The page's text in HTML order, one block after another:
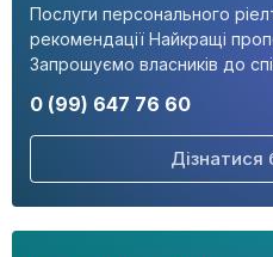
Послуги персонального
рекомендації Найкращі
Запрошуємо власників до
0 (99) 647 76 60
Дізнатися